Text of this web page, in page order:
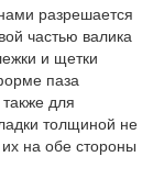
разрешается
частью валика
и щетки
паза
для
толщиной не
на обе стороны